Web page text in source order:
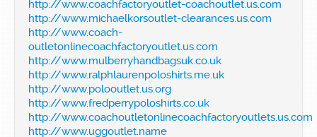
http://www.coachfactoryoutlet-coachoutlet.us.com
http://www.michaelkorsoutlet-clearances.us.com
http://www.coach-
outletonlinecoachfactoryoutlet.us.com
http://www.mulberryhandbagsuk.co.uk
http://www.ralphlaurenpoloshirts.me.uk
http://www.polooutlet.us.org
http://www.fredperrypoloshirts.co.uk
http://www.coachoutletonlinecoachfactoryoutlets.us.com
http://www.uggoutlet.name